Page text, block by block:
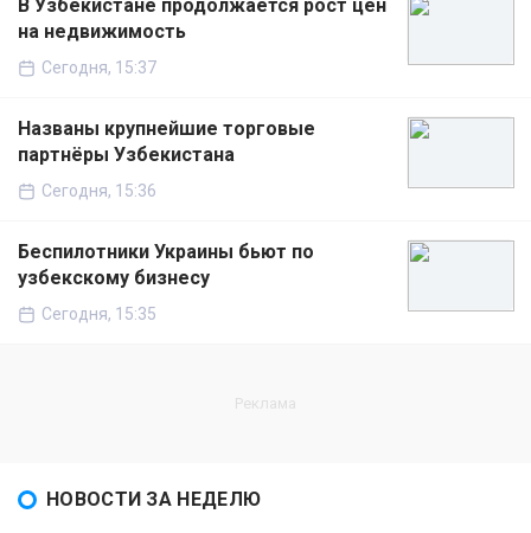
В Узбекистане продолжается рост цен
на недвижимость
Сегодня, 15:37
Названы крупнейшие торговые
партнёры Узбекистана
Сегодня, 15:36
Беспилотники Украины бьют по
узбекскому бизнесу
Сегодня, 15:35
НОВОСТИ ЗА НЕДЕЛЮ